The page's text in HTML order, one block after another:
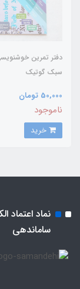
دفتر تمرین
سبک گوتیک
50,000 تومان
ناموجود
نماد اعتماد
ساماندهی